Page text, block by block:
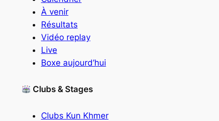
À venir
Résultats
Vidéo replay
Live
Boxe aujourd’hui
Clubs & Stages
Clubs Kun Khmer